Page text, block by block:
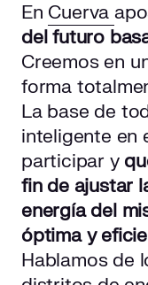
En Cuerva
del futuro
Creemos en
forma
La base de
inteligente en
participar y
fin de ajustar
energía del
óptima y
Hablamos de